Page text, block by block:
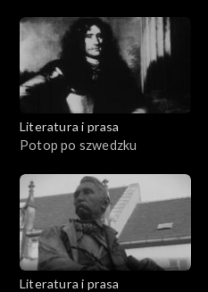
Literatura i prasa
Potop po szwedzku
Literatura i prasa